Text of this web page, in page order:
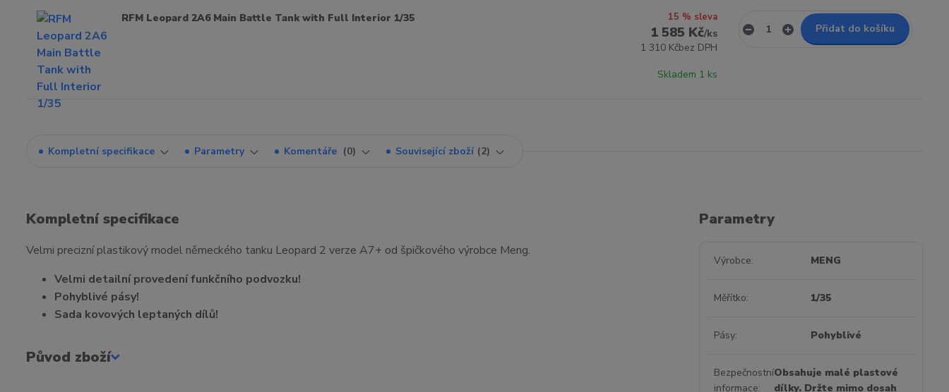
RFM Leopard 2A6 Main Battle Tank with Full Interior 1/35 15 % sleva
1 585 Kč/ks
1 310 Kčbez DPH
Skladem 1 ks
Přidat do košíku
Kompletní specifikace Parametry Komentáře 0 Související zboží 2
Kompletní specifikace
Velmi precizní plastikový model německého tanku Leopard 2 verze A7+ od špičkového výrobce Meng.
Velmi detailní provedení funkčního podvozku!
Pohyblivé pásy!
Sada kovových leptaných dílů!
Původ zboží
Parametry
Výrobce MENG
Měřítko 1/35
Pásy Pohyblivé
Bezpečnostní
informace
Obsahuje malé plastové
dílky. Držte mimo dosah